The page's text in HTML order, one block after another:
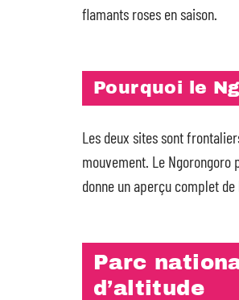
flamants roses en saison.
Pourquoi le
Les deux sites sont
mouvement. Le
donne un aperçu complet
Parc
d’altitude